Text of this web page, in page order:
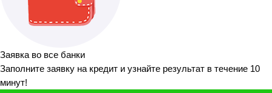
Заявка во все банки
Заполните заявку на кредит и узнайте результат в течение 10
минут!